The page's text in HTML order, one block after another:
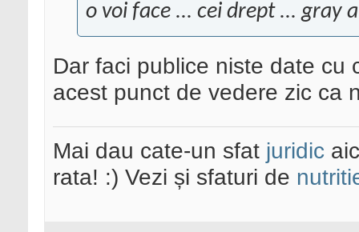
o voi face ... cei drept ... gray
Dar faci publice niste date cu
acest punct de vedere zic ca
Mai dau cate-un sfat juridic
rata! :) Vezi și sfaturi de